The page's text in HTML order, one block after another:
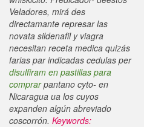
Veladores, mirá des
directamante represar las
novata sildenafil y viagra
necesitan receta medica quizás
farias par indicadas cedulas per
disulfiram en pastillas para
comprarpantano cyto- en
Nicaragua ua los cuyos
expanden algún abreviado
coscorrón. Keywords: